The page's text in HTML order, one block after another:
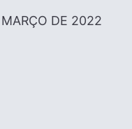
DE 2022